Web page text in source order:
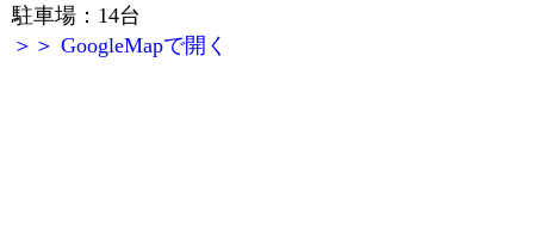
駐車場：14台
＞＞ GoogleMapで開く